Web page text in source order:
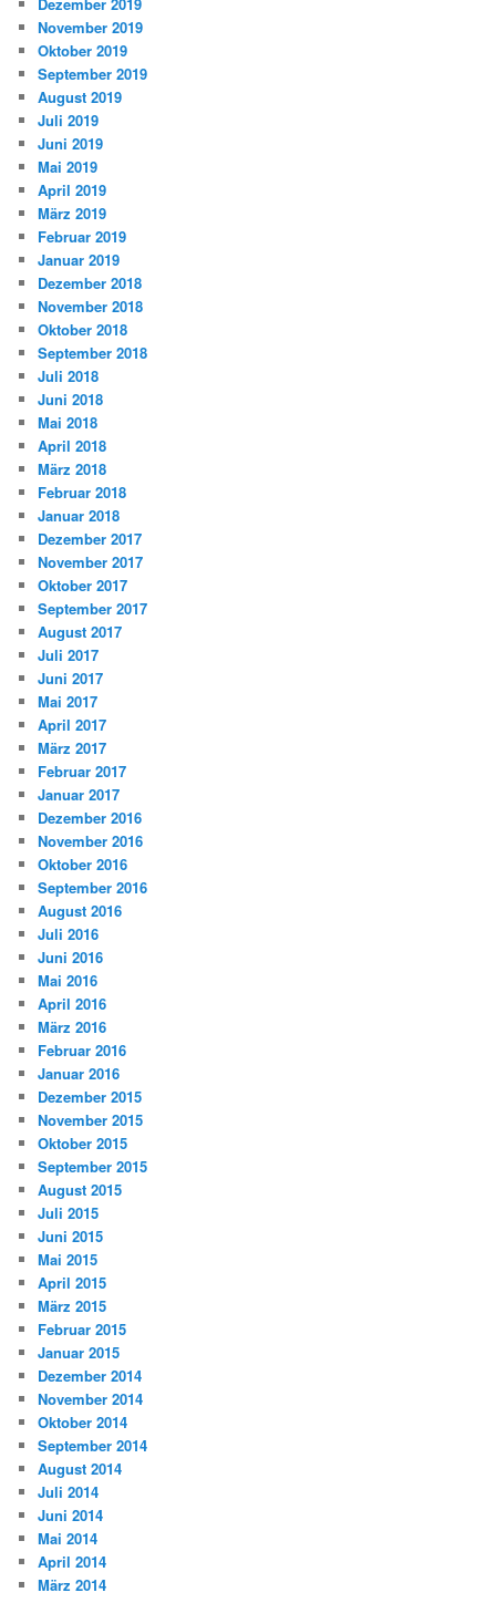
November 2019
Oktober 2019
September 2019
August 2019
Juli 2019
Juni 2019
Mai 2019
April 2019
März 2019
Februar 2019
Januar 2019
Dezember 2018
November 2018
Oktober 2018
September 2018
Juli 2018
Juni 2018
Mai 2018
April 2018
März 2018
Februar 2018
Januar 2018
Dezember 2017
November 2017
Oktober 2017
September 2017
August 2017
Juli 2017
Juni 2017
Mai 2017
April 2017
März 2017
Februar 2017
Januar 2017
Dezember 2016
November 2016
Oktober 2016
September 2016
August 2016
Juli 2016
Juni 2016
Mai 2016
April 2016
März 2016
Februar 2016
Januar 2016
Dezember 2015
November 2015
Oktober 2015
September 2015
August 2015
Juli 2015
Juni 2015
Mai 2015
April 2015
März 2015
Februar 2015
Januar 2015
Dezember 2014
November 2014
Oktober 2014
September 2014
August 2014
Juli 2014
Juni 2014
Mai 2014
April 2014
März 2014